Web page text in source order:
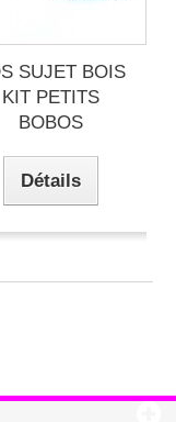
SUJET BOIS
KIT PETITS
BOBOS
Détails